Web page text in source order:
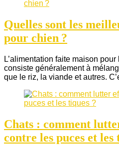
Quelles sont les
pour chien ?
L’alimentation faite maison
consiste généralement à
que le riz, la viande et autres.
Chats : comment
contre les puces et les